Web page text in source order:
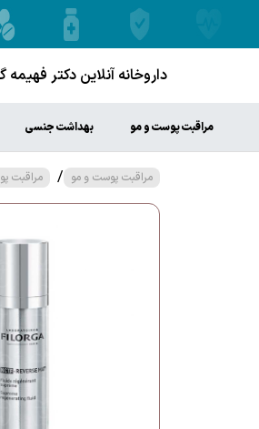
داروخانه آنلاین دکتر فهیمه
مراقبت پوست و مو بهداشت جنسی
مراقبت پوست و مو / مراقبت